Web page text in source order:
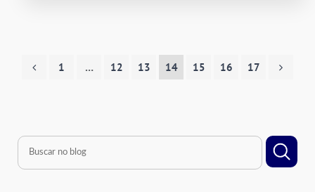
1 … 12 13 14 15 16 17